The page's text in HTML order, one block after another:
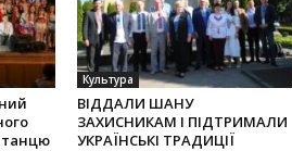
танцю
Культура
ВІДДАЛИ ШАНУ
ЗАХИСНИКАМ І ПІДТРИМАЛИ
УКРАЇНСЬКІ ТРАДИЦІЇ